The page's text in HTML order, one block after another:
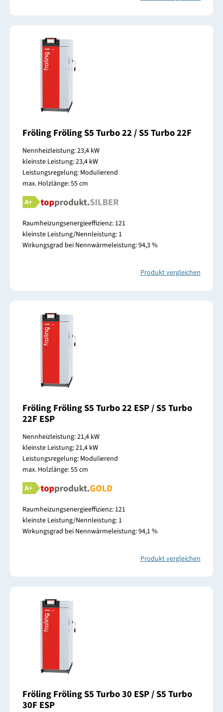
Fröling Fröling S5 Turbo 22 / S5 Turbo 22F
Nennheizleistung: 23,4 kW
kleinste Leistung: 23,4 kW
Leistungsregelung: Modulierend
max. Holzlänge: 55 cm
Raumheizungsenergieeffizienz: 121
kleinste Leistung/Nennleistung: 1
Wirkungsgrad bei Nennwärmeleistung: 94,3 %
Produkt vergleichen
Fröling Fröling S5 Turbo 22 ESP / S5 Turbo
22F ESP
Nennheizleistung: 21,4 kW
kleinste Leistung: 21,4 kW
Leistungsregelung: Modulierend
max. Holzlänge: 55 cm
Raumheizungsenergieeffizienz: 121
kleinste Leistung/Nennleistung: 1
Wirkungsgrad bei Nennwärmeleistung: 94,1 %
Produkt vergleichen
Fröling Fröling S5 Turbo 30 ESP / S5 Turbo
30F ESP